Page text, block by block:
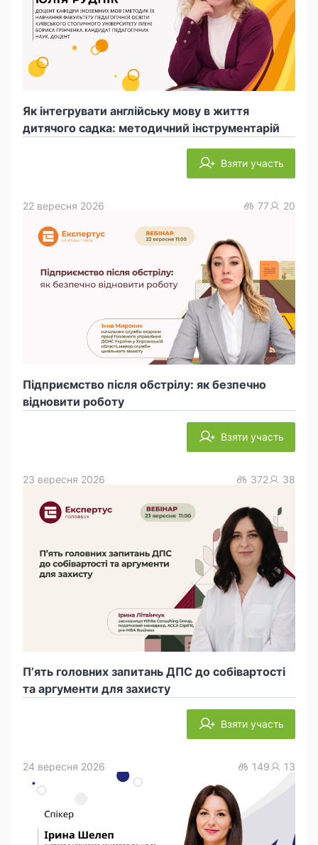
Як інтегрувати англійську мову в життя
дитячого садка: методичний інструментарій
Взяти участь
Підприємство після обстрілу: як безпечно
відновити роботу
22 вересня 2026 77 20
Взяти участь
П’ять головних запитань ДПС до собівартості
та аргументи для захисту
23 вересня 2026 372 38
Взяти участь
24 вересня 2026 149 13